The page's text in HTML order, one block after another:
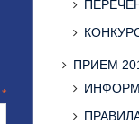
*
ПРИЕМ